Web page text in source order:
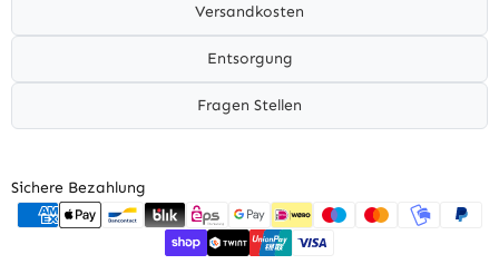
Versandkosten
Entsorgung
Fragen Stellen
Sichere Bezahlung